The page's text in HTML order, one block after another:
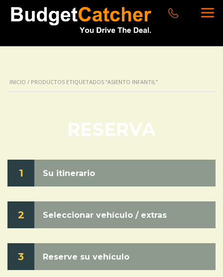
INICIO / PRODUCTOS ETIQUETADOS “ASIENTO INFANTIL”
RESERVA
1 Su itinerario
2 Seleccionar vehículo / extras
3 Reserve su vehículo